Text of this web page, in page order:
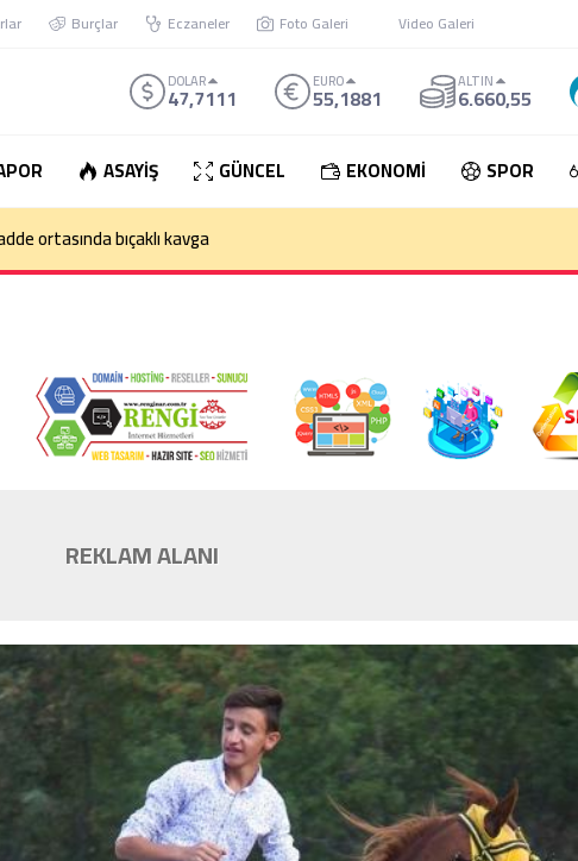
Burçlar Eczaneler Foto Galeri Video Galeri
DOLAR
47,7111 EURO
55,1881 ALTIN
6.660,55
ASAYİŞ GÜNCEL EKONOMİ SPOR
çıkan otomobil takla attı: 1 Ölü
REKLAM ALANI